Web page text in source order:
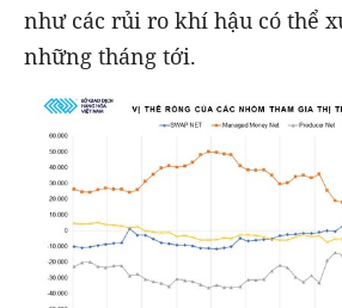
như các rủi ro khí hậu có thể
những tháng tới.